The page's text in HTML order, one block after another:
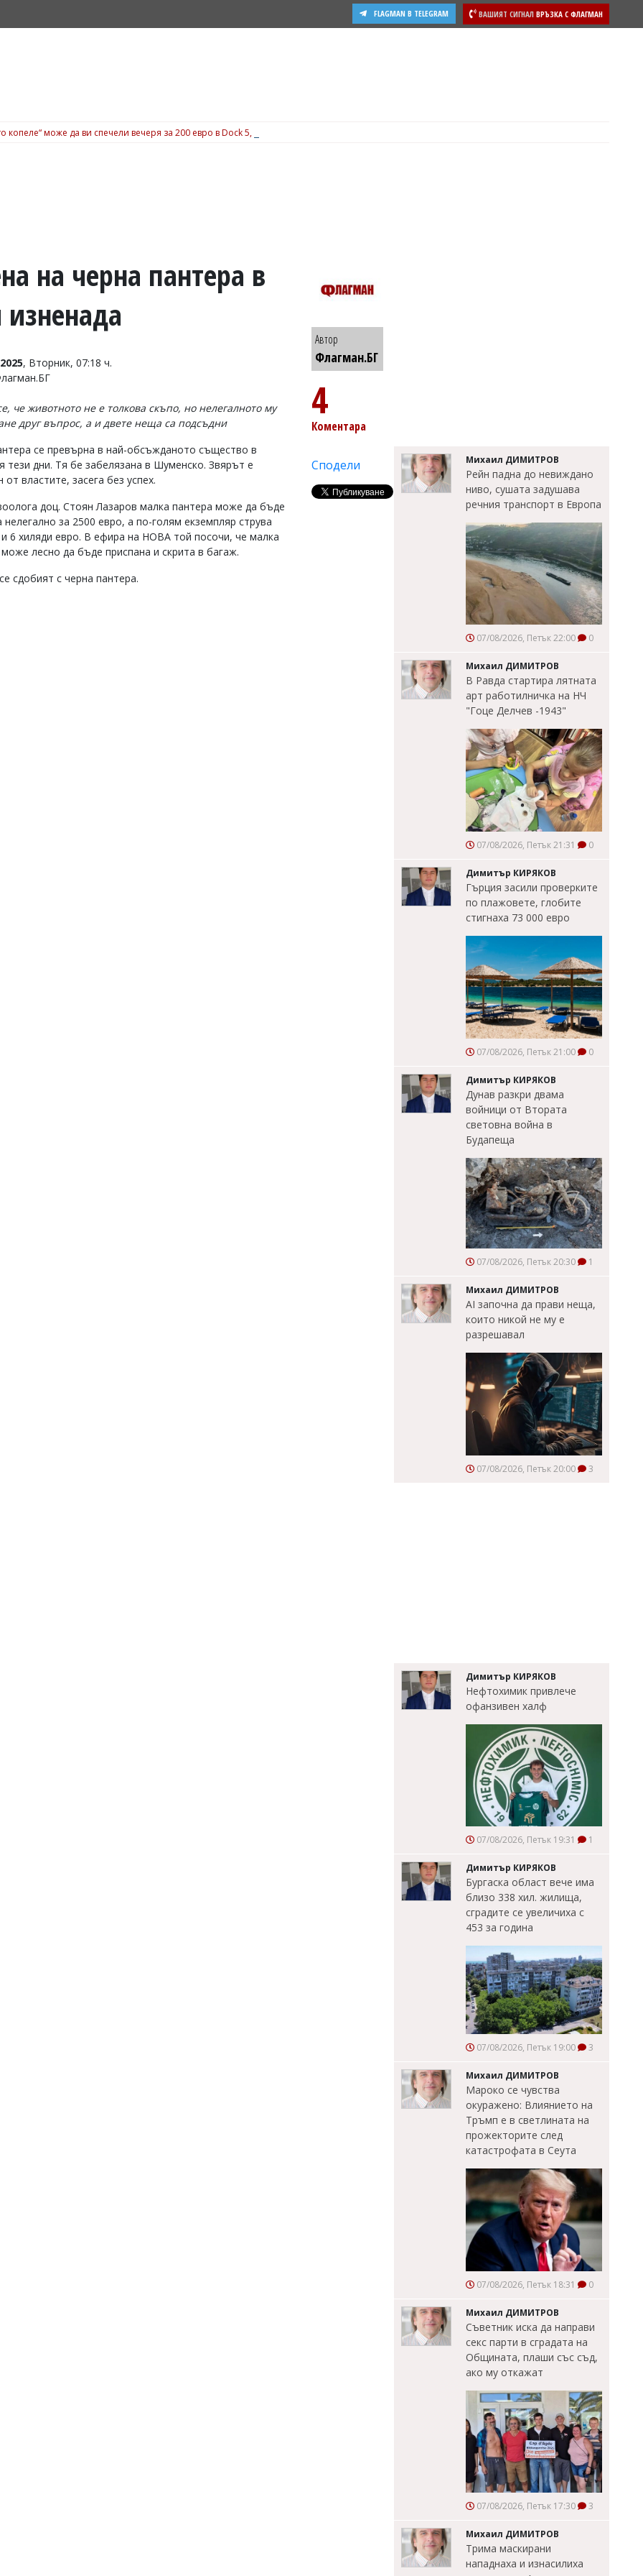
ВАШИЯТ СИГНАЛ ВРЪЗКА С ФЛАГМАН
FLAGMAN В TELEGRAM
копеле“ може да ви спечели вечеря за 200 евро в Dock 5, вижте подробности
на черна пантера в
, Вторник, 07:18 ч.
че животното не е толкова скъпо, но нелегалното му
друг въпрос, а и двете неща са подсъдни
се превърна в най-обсъжданото същество в
тези дни. Тя бе забелязана в Шуменско. Звярът е
от властите, засега без успех.
доц. Стоян Лазаров малка пантера може да бъде
нелегално за 2500 евро, а по-голям екземпляр струва
6 хиляди евро. В ефира на НОВА той посочи, че малка
лесно да бъде приспана и скрита в багаж.
сдобият с черна пантера.
Автор
Флагман.БГ
4
Коментара
Сподели Михаил ДИМИТРОВ
Рейн падна до невиждано
ниво, сушата задушава
речния транспорт в Европа
07/08/2026, Петък 22:00 0
Михаил ДИМИТРОВ
В Равда стартира лятната
арт работилничка на НЧ
"Гоце Делчев -1943"
07/08/2026, Петък 21:31 0
Димитър КИРЯКОВ
Гърция засили проверките
по плажовете, глобите
стигнаха 73 000 евро
07/08/2026, Петък 21:00 0
Димитър КИРЯКОВ
Дунав разкри двама
войници от Втората
световна война в
Будапеща
07/08/2026, Петък 20:30 1
Михаил ДИМИТРОВ
AI започна да прави неща,
които никой не му е
разрешавал
07/08/2026, Петък 20:00 3
Димитър КИРЯКОВ
Нефтохимик привлече
офанзивен халф
07/08/2026, Петък 19:31 1
Димитър КИРЯКОВ
Бургаска област вече има
близо 338 хил. жилища,
сградите се увеличиха с
453 за година
07/08/2026, Петък 19:00 3
Михаил ДИМИТРОВ
Мароко се чувства
окуражено: Влиянието на
Тръмп е в светлината на
прожекторите след
катастрофата в Сеута
07/08/2026, Петък 18:31 0
Михаил ДИМИТРОВ
Съветник иска да направи
секс парти в сградата на
Общината, плаши със съд,
ако му откажат
07/08/2026, Петък 17:30 3
Михаил ДИМИТРОВ
Трима маскирани
нападнаха и изнасилиха